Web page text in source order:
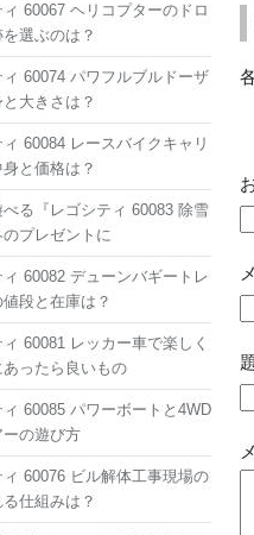
ィ 60067 ヘリコプターのドロ
選ぶのは？
ィ 60074 パワフルブルドーザ
大きさは？
ィ 60084 レースバイクキャリ
と価格は？
べる『レゴシティ 60083 除雪
プレゼントに
ィ 60082 デューンバギートレ
段と在庫は？
ィ 60081 レッカー車で楽しく
ったら良いもの
ィ 60085 パワーボートと4WD
ーの遊び方
ィ 60076 ビル解体工事現場の
仕組みは？